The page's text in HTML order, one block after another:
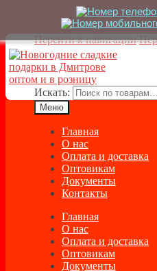
Перейти к навигации
Искать:
Меню
Главная
О нас
Оплата и доставка
Оптовикам
Документы
Контакты
Главная
О нас
Оплата и доставка
Оптовикам
Документы